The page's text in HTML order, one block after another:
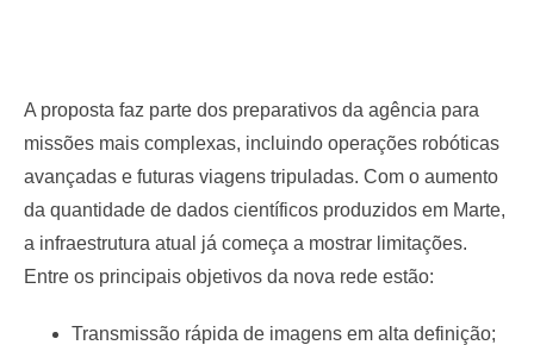
A proposta faz parte dos preparativos da agência para
missões mais complexas, incluindo operações robóticas
avançadas e futuras viagens tripuladas. Com o aumento
da quantidade de dados científicos produzidos em Marte,
a infraestrutura atual já começa a mostrar limitações.
Entre os principais objetivos da nova rede estão:
Transmissão rápida de imagens em alta definição;